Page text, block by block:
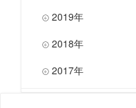
 2019年
 2018年
 2017年